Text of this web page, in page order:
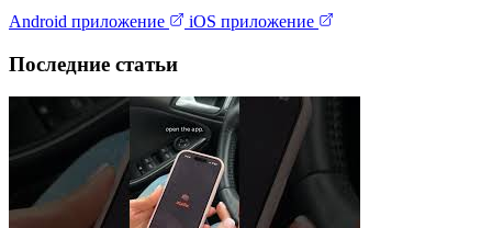
Android приложение iOS приложение
Последние статьи